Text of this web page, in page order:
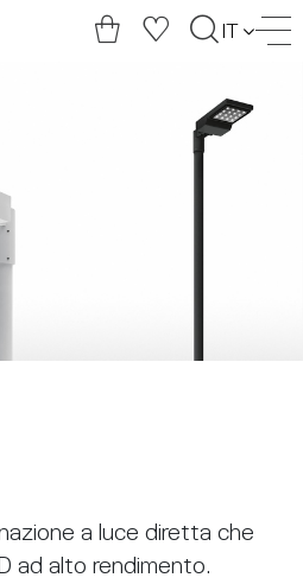
IT
a luce diretta che
ad alto rendimento.